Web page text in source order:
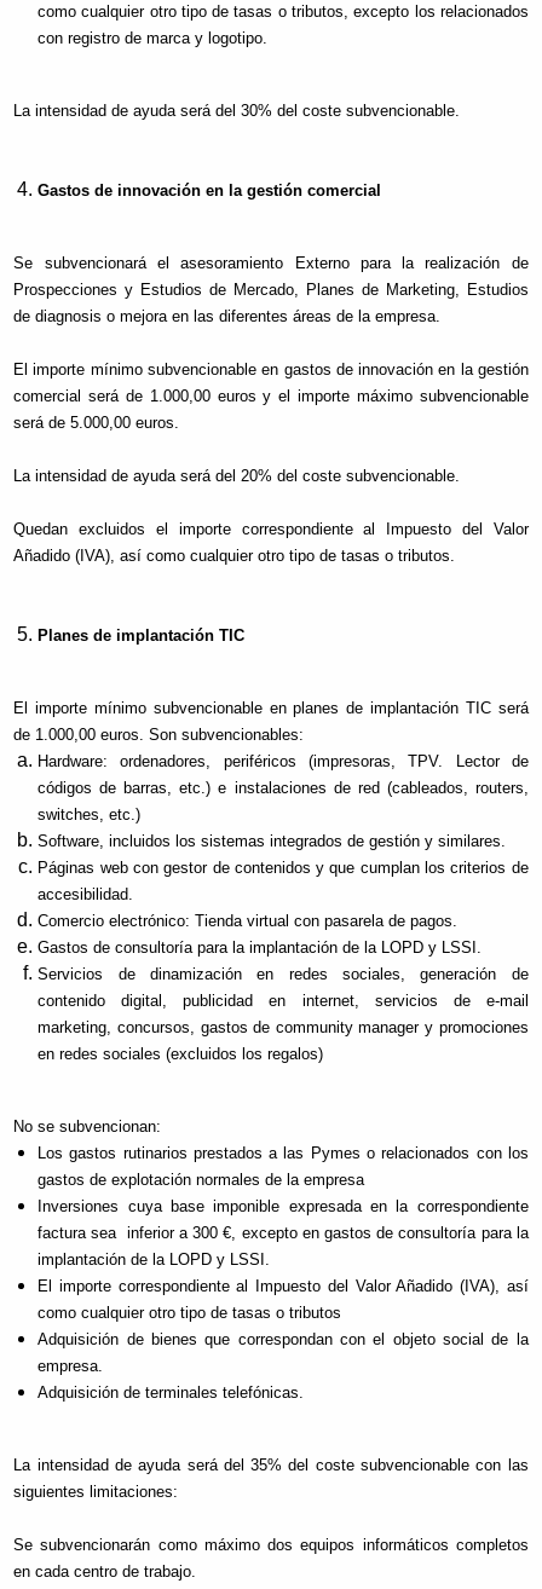
como cualquier otro tipo de tasas o tributos, excepto los relacionados
con registro de marca y logotipo.
La intensidad de ayuda será del 30% del coste subvencionable.
Gastos de innovación en la gestión comercial
Se subvencionará el asesoramiento Externo para la realización de
Prospecciones y Estudios de Mercado, Planes de Marketing, Estudios
de diagnosis o mejora en las diferentes áreas de la empresa.
El importe mínimo subvencionable en gastos de innovación en la gestión
comercial será de 1.000,00 euros y el importe máximo subvencionable
será de 5.000,00 euros.
La intensidad de ayuda será del 20% del coste subvencionable.
Quedan excluidos el importe correspondiente al Impuesto del Valor
Añadido (IVA), así como cualquier otro tipo de tasas o tributos.
Planes de implantación TIC
El importe mínimo subvencionable en planes de implantación TIC será
de 1.000,00 euros. Son subvencionables:
Hardware: ordenadores, periféricos (impresoras, TPV. Lector de
códigos de barras, etc.) e instalaciones de red (cableados, routers,
switches, etc.)
Software, incluidos los sistemas integrados de gestión y similares.
Páginas web con gestor de contenidos y que cumplan los criterios de
accesibilidad.
Comercio electrónico: Tienda virtual con pasarela de pagos.
Gastos de consultoría para la implantación de la LOPD y LSSI.
Servicios de dinamización en redes sociales, generación de
contenido digital, publicidad en internet, servicios de e-mail
marketing, concursos, gastos de community manager y promociones
en redes sociales (excluidos los regalos)
No se subvencionan:
Los gastos rutinarios prestados a las Pymes o relacionados con los
gastos de explotación normales de la empresa
Inversiones cuya base imponible expresada en la correspondiente
factura sea inferior a 300 €, excepto en gastos de consultoría para la
implantación de la LOPD y LSSI.
El importe correspondiente al Impuesto del Valor Añadido (IVA), así
como cualquier otro tipo de tasas o tributos
Adquisición de bienes que correspondan con el objeto social de la
empresa.
Adquisición de terminales telefónicas.
La intensidad de ayuda será del 35% del coste subvencionable con las
siguientes limitaciones:
Se subvencionarán como máximo dos equipos informáticos completos
en cada centro de trabajo.